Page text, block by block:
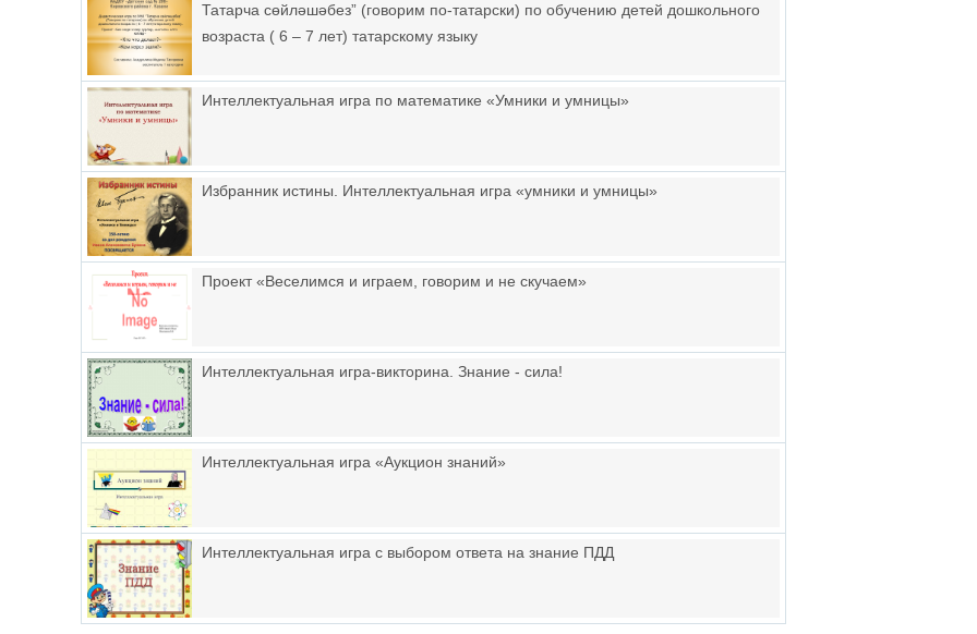
Татарча сөйләшәбез” (говорим по-татарски) по обучению детей дошкольного
возраста ( 6 – 7 лет) татарскому языку
Интеллектуальная игра по математике «Умники и умницы»
Избранник истины. Интеллектуальная игра «умники и умницы»
Проект «Веселимся и играем, говорим и не скучаем»
Интеллектуальная игра-викторина. Знание - сила!
Интеллектуальная игра «Аукцион знаний»
Интеллектуальная игра с выбором ответа на знание ПДД